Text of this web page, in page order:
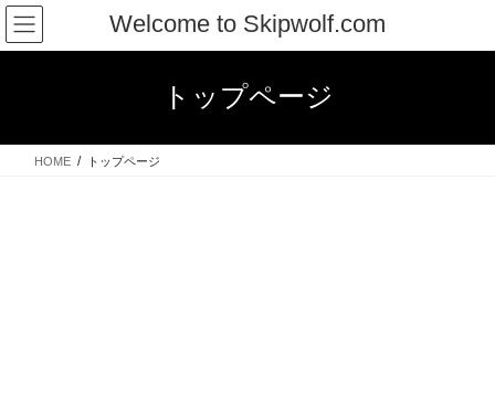
コ
ン
テ
ス
ナ
ビ
ゲ
ン
Welcome to Skipwolf.com
トップページ
HOME トップページ